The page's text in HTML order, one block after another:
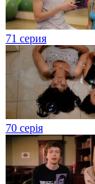
71 серия
70 серія